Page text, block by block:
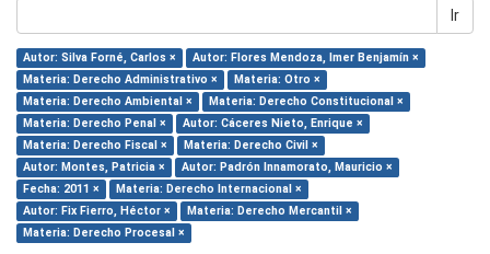
Ir
Autor: Silva Forné, Carlos ×
Autor: Flores Mendoza, Imer Benjamín ×
Materia: Derecho Administrativo ×
Materia: Otro ×
Materia: Derecho Ambiental ×
Materia: Derecho Constitucional ×
Materia: Derecho Penal ×
Autor: Cáceres Nieto, Enrique ×
Materia: Derecho Fiscal ×
Materia: Derecho Civil ×
Autor: Montes, Patricia ×
Autor: Padrón Innamorato, Mauricio ×
Fecha: 2011 ×
Materia: Derecho Internacional ×
Autor: Fix Fierro, Héctor ×
Materia: Derecho Mercantil ×
Materia: Derecho Procesal ×